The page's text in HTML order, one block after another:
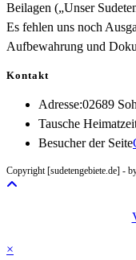
Beilagen („Unser
Es fehlen uns noch
Aufbewahrung und
Kontakt
Adresse:02689
Tausche
Besucher der Seite
Copyright [sudetengebiete.de] -
×